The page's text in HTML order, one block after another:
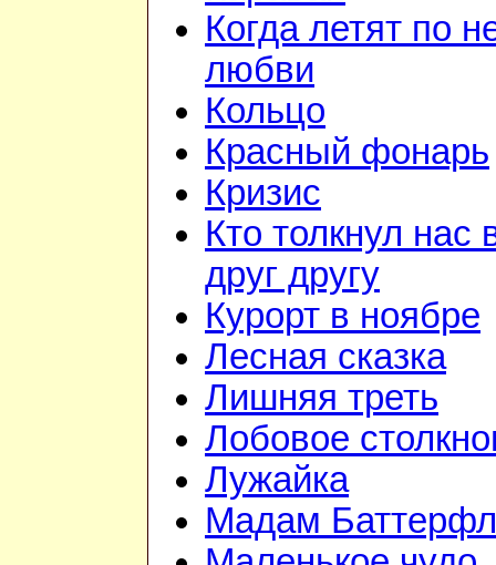
Когда летят по
любви
Кольцо
Красный фонарь
Кризис
Кто толкнул нас
друг другу
Курорт в ноябре
Лесная сказка
Лишняя треть
Лобовое
Лужайка
Мадам